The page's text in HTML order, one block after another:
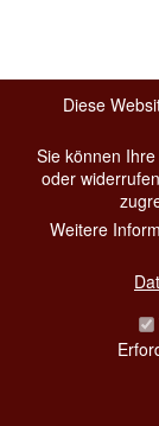
Diese
Sie können
oder
Weitere